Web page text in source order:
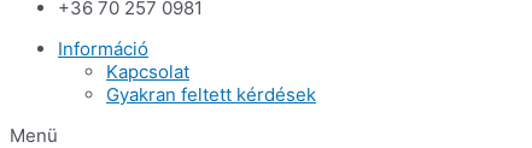
+36 70 257 0981
Információ
Kapcsolat
Gyakran feltett kérdések
Menü